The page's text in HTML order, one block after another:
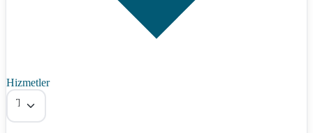
Hizmetler
Tümü